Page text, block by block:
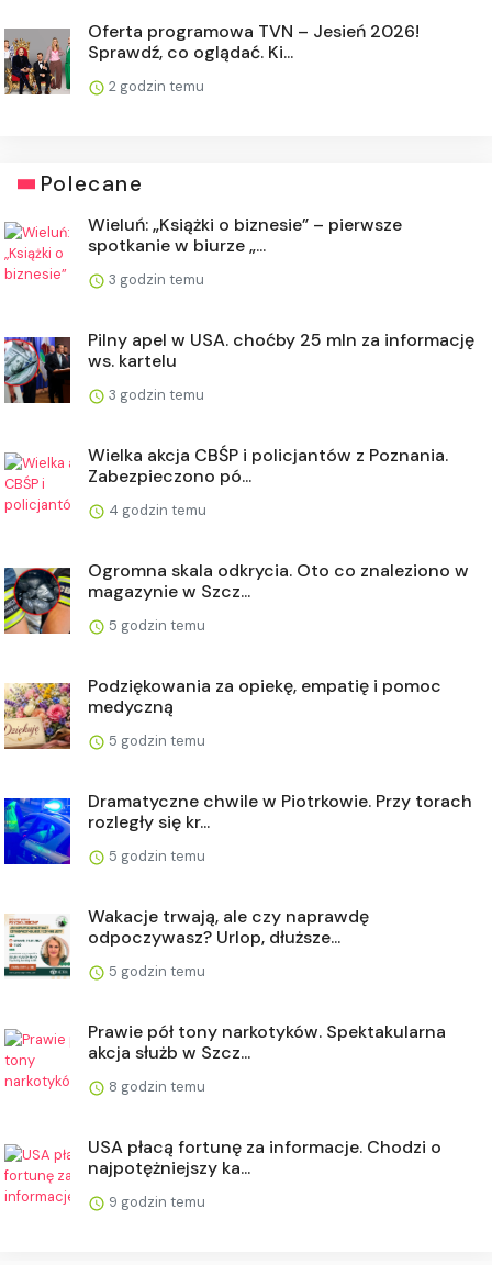
Oferta programowa TVN – Jesień 2026!
Sprawdź, co oglądać. Ki...
2 godzin temu
Polecane
Wieluń: „Książki o biznesie” – pierwsze
spotkanie w biurze „...
3 godzin temu
Pilny apel w USA. choćby 25 mln za informację
ws. kartelu
3 godzin temu
Wielka akcja CBŚP i policjantów z Poznania.
Zabezpieczono pó...
4 godzin temu
Ogromna skala odkrycia. Oto co znaleziono w
magazynie w Szcz...
5 godzin temu
Podziękowania za opiekę, empatię i pomoc
medyczną
5 godzin temu
Dramatyczne chwile w Piotrkowie. Przy torach
rozległy się kr...
5 godzin temu
Wakacje trwają, ale czy naprawdę
odpoczywasz? Urlop, dłuższe...
5 godzin temu
Prawie pół tony narkotyków. Spektakularna
akcja służb w Szcz...
8 godzin temu
USA płacą fortunę za informacje. Chodzi o
najpotężniejszy ka...
9 godzin temu